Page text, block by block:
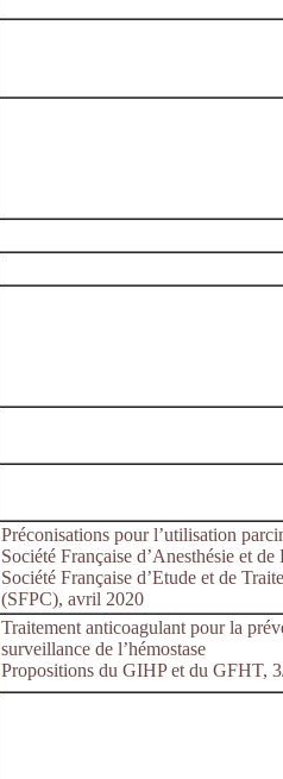
Préconisations pour l’utilisation
Société Française d’Anesthésie et
Société Française d’Etude et de
(SFPC), avril 2020
Traitement anticoagulant pour la
surveillance de l’hémostase
Propositions du GIHP et du GFHT,